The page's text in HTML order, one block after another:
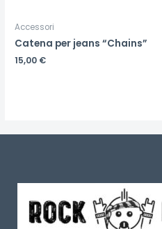
Accessori
Catena per jeans “Chains”
15,00 €